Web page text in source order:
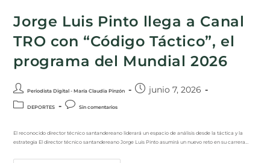
Jorge Luis Pinto llega a Canal
TRO con “Código Táctico”, el
programa del Mundial 2026
Periodista Digital - María Claudia Pinzón junio 7, 2026
DEPORTES Sin comentarios
El reconocido director técnico santandereano liderará un espacio de análisis desde la táctica y la
estrategia El director técnico santandereano Jorge Luis Pinto asumirá un nuevo reto en su carrera…